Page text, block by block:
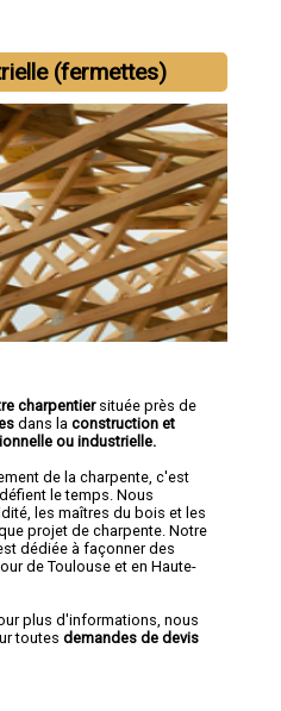
(fermettes)
charpentier située près de
dans la construction et
ou industrielle.
de la charpente, c'est
le temps. Nous
les maîtres du bois et les
projet de charpente. Notre
dédiée à façonner des
de Toulouse et en Haute-
plus d'informations, nous
toutes demandes de devis